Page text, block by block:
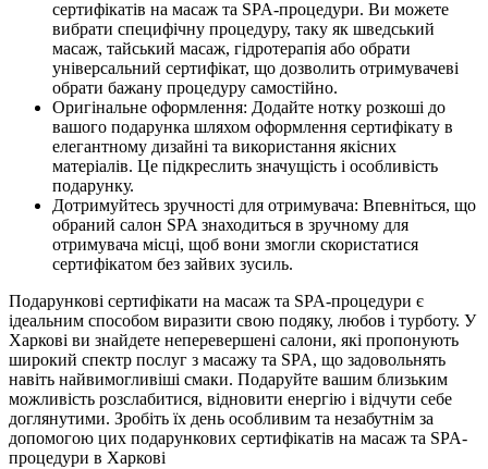
сертифікатів на масаж та SPA-процедури. Ви можете
вибрати специфічну процедуру, таку як шведський
масаж, тайський масаж, гідротерапія або обрати
універсальний сертифікат, що дозволить отримувачеві
обрати бажану процедуру самостійно.
Оригінальне оформлення: Додайте нотку розкоші до
вашого подарунка шляхом оформлення сертифікату в
елегантному дизайні та використання якісних
матеріалів. Це підкреслить значущість і особливість
подарунку.
Дотримуйтесь зручності для отримувача: Впевніться, що
обраний салон SPA знаходиться в зручному для
отримувача місці, щоб вони змогли скористатися
сертифікатом без зайвих зусиль.
Подарункові сертифікати на масаж та SPA-процедури є
ідеальним способом виразити свою подяку, любов і турботу. У
Харкові ви знайдете неперевершені салони, які пропонують
широкий спектр послуг з масажу та SPA, що задовольнять
навіть найвимогливіші смаки. Подаруйте вашим близьким
можливість розслабитися, відновити енергію і відчути себе
доглянутими. Зробіть їх день особливим та незабутнім за
допомогою цих подарункових сертифікатів на масаж та SPA-
процедури в Харкові